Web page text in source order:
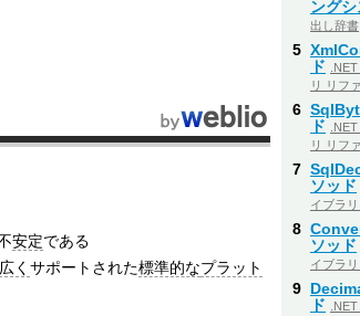
安定である
広く サポートされた標準的なプラット
ング
出し辞書
5
ド
リ リフ
6
ド
リ リフ
7
ソッド
イブラ
8
ソッド
イブラ
9
ド